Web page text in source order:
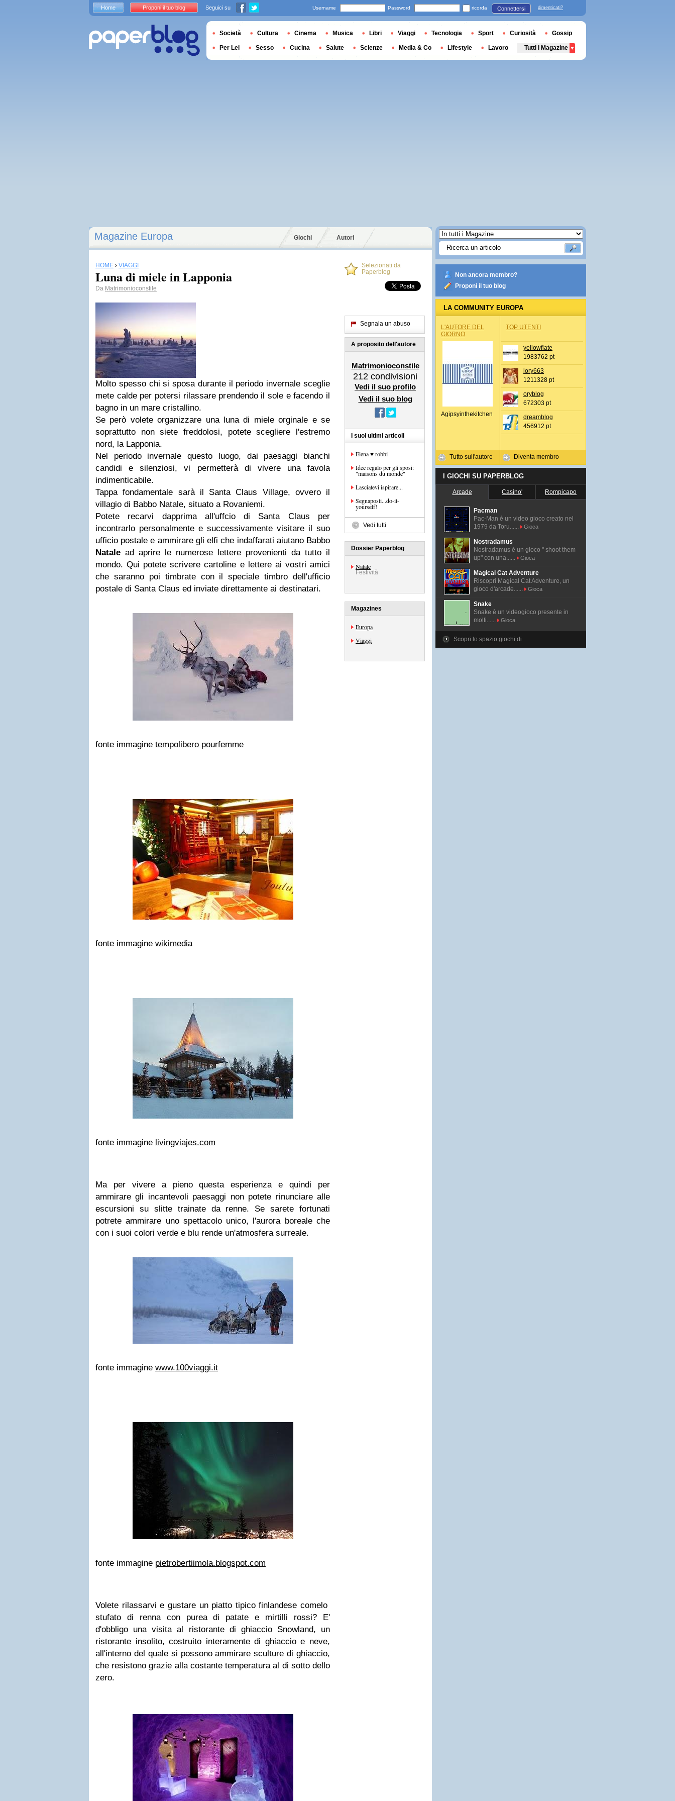
Magazine Europa Giochi Autori
HOME › VIAGGI
Luna di miele in Lapponia
Da Matrimonioconstile
Molto spesso chi si sposa durante il periodo invernale sceglie
mete calde per potersi rilassare prendendo il sole e facendo il
bagno in un mare cristallino.
Se però volete organizzare una luna di miele orginale e se
soprattutto non siete freddolosi, potete scegliere l'estremo
nord, la Lapponia.
Nel periodo invernale questo luogo, dai paesaggi bianchi
candidi e silenziosi, vi permetterà di vivere una favola
indimenticabile.
Tappa fondamentale sarà il Santa Claus Village, ovvero il
villagio di Babbo Natale, situato a Rovaniemi.
Potete recarvi dapprima all'uffcio di Santa Claus per
incontrarlo personalmente e successivamente visitare il suo
ufficio postale e ammirare gli elfi che indaffarati aiutano Babbo
Natale ad aprire le numerose lettere provenienti da tutto il
mondo. Qui potete scrivere cartoline e lettere ai vostri amici
che saranno poi timbrate con il speciale timbro dell'ufficio
postale di Santa Claus ed inviate direttamente ai destinatari.
fonte immagine tempolibero pourfemme
fonte immagine wikimedia
fonte immagine livingviajes.com
Ma per vivere a pieno questa esperienza e quindi per
ammirare gli incantevoli paesaggi non potete rinunciare alle
escursioni su slitte trainate da renne. Se sarete fortunati
potrete ammirare uno spettacolo unico, l'aurora boreale che
con i suoi colori verde e blu rende un'atmosfera surreale.
fonte immagine www.100viaggi.it
fonte immagine pietrobertiimola.blogspot.com
Volete rilassarvi e gustare un piatto tipico finlandese comelo
stufato di renna con purea di patate e mirtilli rossi? E'
d'obbligo una visita al ristorante di ghiaccio Snowland, un
ristorante insolito, costruito interamente di ghiaccio e neve,
all'interno del quale si possono ammirare sculture di ghiaccio,
che resistono grazie alla costante temperatura al di sotto dello
zero.
Selezionati da
Paperblog
Segnala un abuso
A proposito dell'autore
Matrimonioconstile
212 condivisioni
Vedi il suo profilo
Vedi il suo blog
I suoi ultimi articoli
Elena ♥ robbi
Idee regalo per gli sposi:
"maisons du monde"
Lasciatevi ispirare...
Segnaposti...do-it-
yourself!
Vedi tutti
Dossier Paperblog
Natale
Festività
Magazines
Europa
Viaggi
Non ancora membro?
Proponi il tuo blog
LA COMMUNITY EUROPA
L'AUTORE DEL
GIORNO
Agipsyinthekitchen
Tutto sull'autore
TOP UTENTI
yellowflate
1983762 pt
lory663
1211328 pt
oryblog
672303 pt
dreamblog
456912 pt
Diventa membro
I GIOCHI SU PAPERBLOG
Arcade Casino' Rompicapo
Pacman
Pac-Man é un video gioco creato nel
1979 da Toru......
Gioca
Nostradamus
Nostradamus è un gioco " shoot them
up" con una......
Gioca
Magical Cat Adventure
Riscopri Magical Cat Adventure, un
gioco d'arcade......
Gioca
Snake
Snake è un videogioco presente in
molti......
Gioca
Scopri lo spazio giochi di
Home Proponi il tuo blog Seguici su Username Password ricorda Connettersi dimenticati?
Società Cultura Cinema Musica Libri Viaggi Tecnologia Sport Curiosità Gossip
Per Lei Sesso Cucina Salute Scienze Media & Co Lifestyle Lavoro Tutti i Magazine